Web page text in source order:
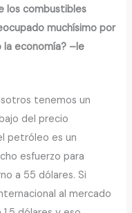
los combustibles
muchísimo por
economía? –le
tenemos un
del precio
petróleo es un
esfuerzo para
a 55 dólares. Si
al mercado